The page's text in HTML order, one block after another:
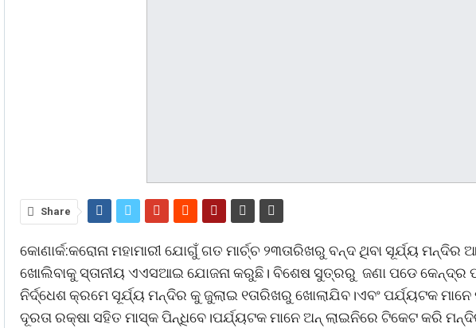
Share
କୋଣାର୍କ:କରୋନା ମହାମାରୀ ଯୋଗୁଁ ଗତ ମାର୍ଚ୍ଚ ୨୩ତାରିଖରୁ ବନ୍ଦ ଥିବା ସୂର୍ଯ୍ୟ
ଖୋଲିବାକୁ ସ୍ତାନୀୟ ଏଏସଆଇ ଯୋଜନା କରୁଛି। ବିଶେଷ ସୁତ୍ରରୁ ଜଣା ପଡେ କେନ୍ଦ୍ର
ନିର୍ଦ୍ଧେଶ କ୍ରମେ ସୂର୍ଯ୍ୟ ମନ୍ଦିର କୁ ଜୁଲାଇ ୧ତାରିଖରୁ ଖୋଲାଯିବ।ଏବଂ ପର୍ଯ୍ୟଟକ
ଦୂରତା ରକ୍ଷା ସହିତ ମାସ୍କ ପିନ୍ଧିବେ।ପର୍ଯ୍ୟଟକ ମାନେ ଅନ୍ ଲାଇନିରେ ଟିକେଟ କରି